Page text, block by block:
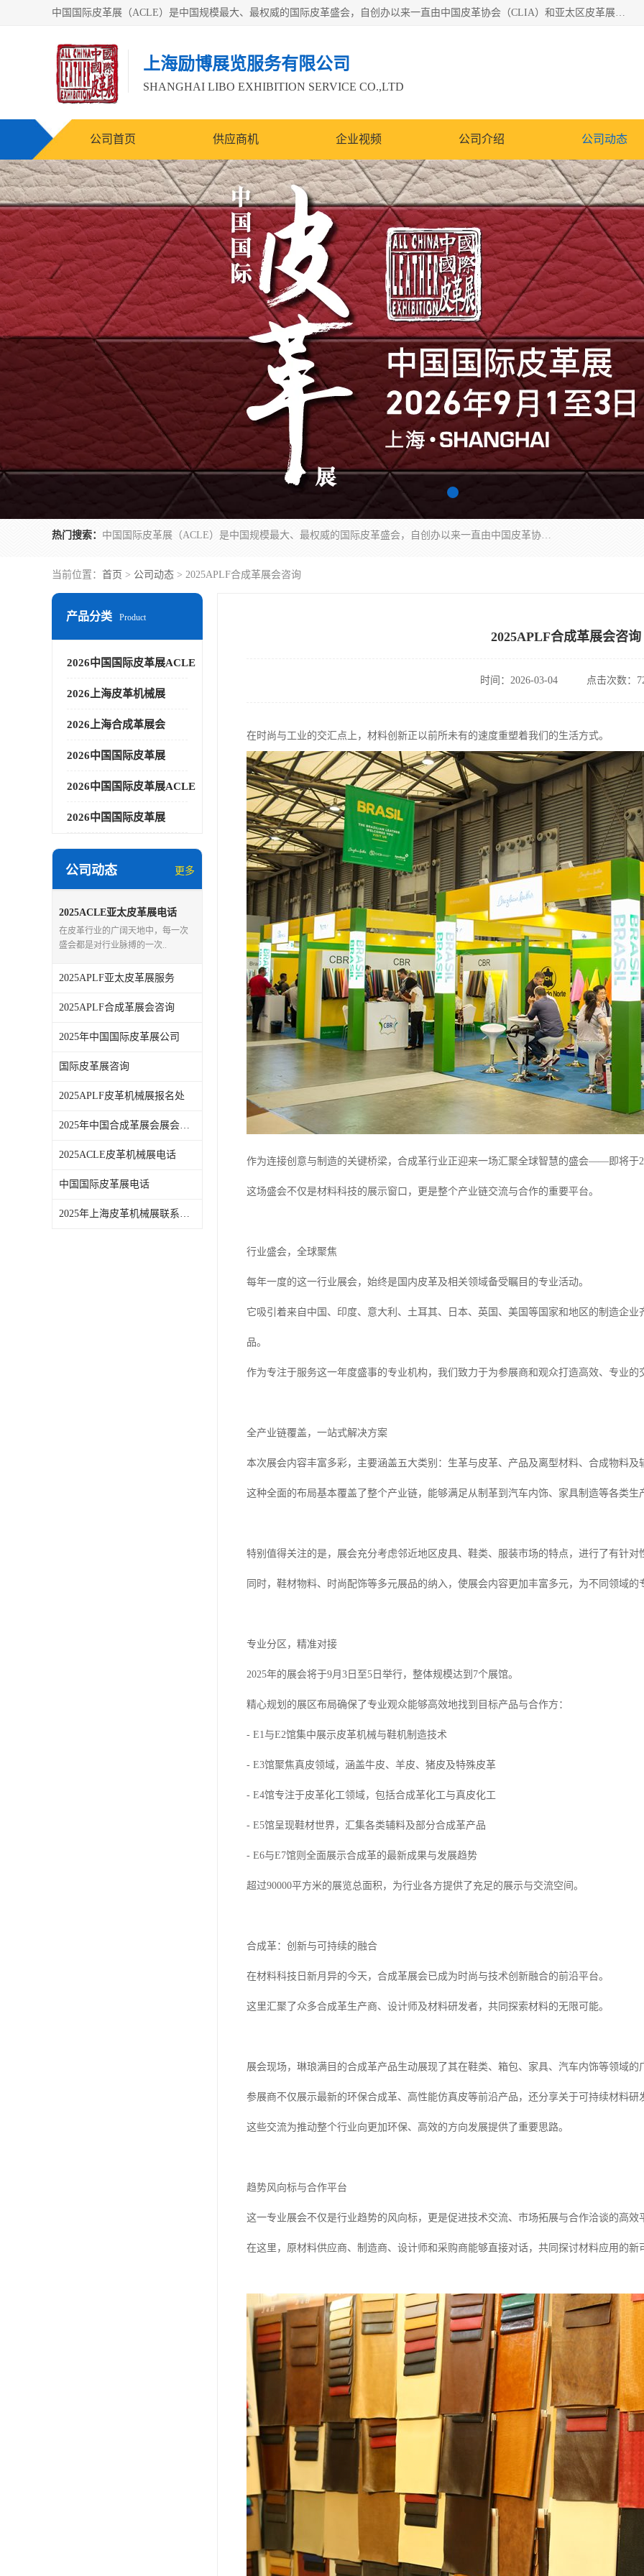
中国国际皮革展（ACLE）是中国规模最大、最权威的国际皮革盛会，自创办以来一直由中国皮革协会（CLIA）和亚太区皮革展有限公司（APLF）共同举办
上海励博展览服务有限公司
SHANGHAI LIBO EXHIBITION SERVICE CO.,LTD
公司首页 供应商机 企业视频 公司介绍 公司动态
热门搜索： 中国国际皮革展（ACLE）是中国规模最大、最权威的国际皮革盛会，自创办以来一直由中国皮革协会（CLIA）和亚太区皮革展有限公司（APLF）共同举办
当前位置： 首页 > 公司动态 > 2025APLF合成革展会咨询
产品分类 Product
2026中国国际皮革展ACLE
2026上海皮革机械展
2026上海合成革展会
2026中国国际皮革展
2026中国国际皮革展ACLE
2026中国国际皮革展
公司动态 更多
2025ACLE亚太皮革展电话
在皮革行业的广阔天地中，每一次
盛会都是对行业脉搏的一次..
2025APLF亚太皮革展服务
2025APLF合成革展会咨询
2025年中国国际皮革展公司
国际皮革展咨询
2025APLF皮革机械展报名处
2025年中国合成革展会展会时间
2025ACLE皮革机械展电话
中国国际皮革展电话
2025年上海皮革机械展联系方式
2025APLF合成革展会咨询
时间：2026-03-04 点击次数：
在时尚与工业的交汇点上，材料创新正以前所未有的速度重塑着我们的生活方式。
作为连接创意与制造的关键桥梁，合成革行业正迎来一场汇聚全球智慧的盛会——即将于
这场盛会不仅是材料科技的展示窗口，更是整个产业链交流与合作的重要平台。
行业盛会，全球聚焦
每年一度的这一行业展会，始终是国内皮革及相关领域备受瞩目的专业活动。
它吸引着来自中国、印度、意大利、土耳其、日本、英国、美国等国家和地区的制造企
品。
作为专注于服务这一年度盛事的专业机构，我们致力于为参展商和观众打造高效、专业的
全产业链覆盖，一站式解决方案
本次展会内容丰富多彩，主要涵盖五大类别：生革与皮革、产品及离型材料、合成物料及
这种全面的布局基本覆盖了整个产业链，能够满足从制革到汽车内饰、家具制造等各类生
特别值得关注的是，展会充分考虑邻近地区皮具、鞋类、服装市场的特点，进行了有针对
同时，鞋材物料、时尚配饰等多元展品的纳入，使展会内容更加丰富多元，为不同领域
专业分区，精准对接
2025年的展会将于9月3日至5日举行，整体规模达到7个展馆。
精心规划的展区布局确保了专业观众能够高效地找到目标产品与合作方：
- E1与E2馆集中展示皮革机械与鞋机制造技术
- E3馆聚焦真皮领域，涵盖牛皮、羊皮、猪皮及特殊皮革
- E4馆专注于皮革化工领域，包括合成革化工与真皮化工
- E5馆呈现鞋材世界，汇集各类辅料及部分合成革产品
- E6与E7馆则全面展示合成革的最新成果与发展趋势
超过90000平方米的展览总面积，为行业各方提供了充足的展示与交流空间。
合成革：创新与可持续的融合
在材料科技日新月异的今天，合成革展会已成为时尚与技术创新融合的前沿平台。
这里汇聚了众多合成革生产商、设计师及材料研发者，共同探索材料的无限可能。
展会现场，琳琅满目的合成革产品生动展现了其在鞋类、箱包、家具、汽车内饰等领域的
参展商不仅展示最新的环保合成革、高性能仿真皮等前沿产品，还分享关于可持续材料研
这些交流为推动整个行业向更加环保、高效的方向发展提供了重要思路。
趋势风向标与合作平台
这一专业展会不仅是行业趋势的风向标，更是促进技术交流、市场拓展与合作洽谈的高效
在这里，原材料供应商、制造商、设计师和采购商能够直接对话，共同探讨材料应用的新